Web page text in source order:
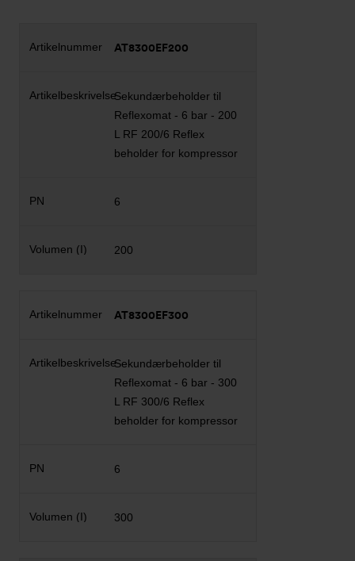
AT8300EF200
Sekundærbeholder til
Reflexomat - 6 bar - 200
L RF 200/6 Reflex
beholder for kompressor
6
200
AT8300EF300
Sekundærbeholder til
Reflexomat - 6 bar - 300
L RF 300/6 Reflex
beholder for kompressor
6
300